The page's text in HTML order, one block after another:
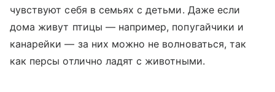
чувствуют себя в семьях с детьми. Даже если
дома живут птицы — например, попугайчики и
канарейки — за них можно не волноваться, так
как персы отлично ладят с животными.